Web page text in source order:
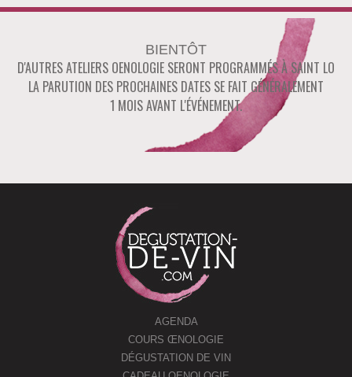
BIENTÔT
D'AUTRES ATELIERS OENOLOGIE SERONT PROGRAMMÉS ÀSAINT LO
LA PARUTION DES PROCHAINES DATES SE FAIT GÉNÉRALEMENT
1 MOIS AVANT L'ÉVÉNEMENT.
AGENDA
COURS ŒNOLOGIE
DÉGUSTATION DE VIN